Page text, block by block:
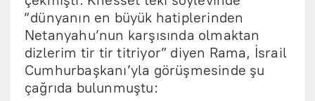
“dünyanın en büyük hatiplerinden
Netanyahu’nun karşısında olmaktan
dizlerim tir tir titriyor” diyen Rama, İsrail
Cumhurbaşkanı’yla görüşmesinde şu
çağrıda bulunmuştu: